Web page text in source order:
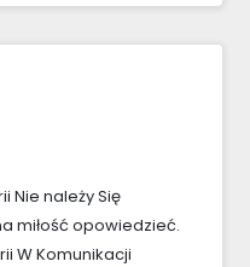
Nie należy Się
miłość opowiedzieć.
W Komunikacji